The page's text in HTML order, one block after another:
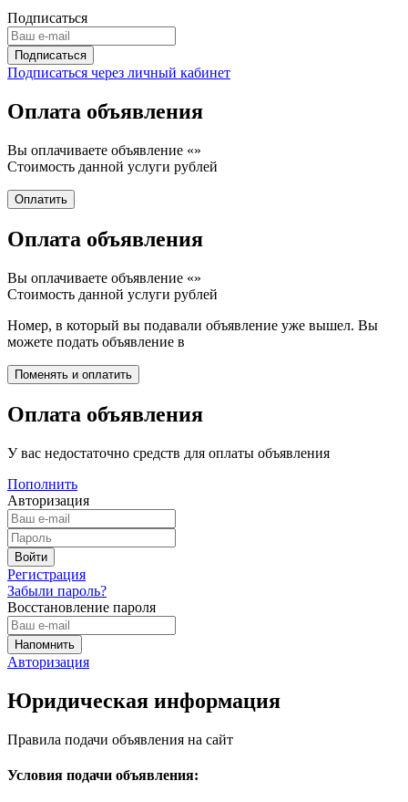
Подписаться
Подписаться через личный кабинет
Оплата объявления
Вы оплачиваете объявление «»
Стоимость данной услуги рублей
Оплата объявления
Вы оплачиваете объявление «»
Стоимость данной услуги рублей
Номер, в который вы подавали объявление уже вышел. Вы
можете подать объявление в
Оплата объявления
У вас недостаточно средств для оплаты объявления
Пополнить
Авторизация
Регистрация
Забыли пароль?
Восстановление пароля
Авторизация
Юридическая информация
Правила подачи объявления на сайт
Условия подачи объявления: